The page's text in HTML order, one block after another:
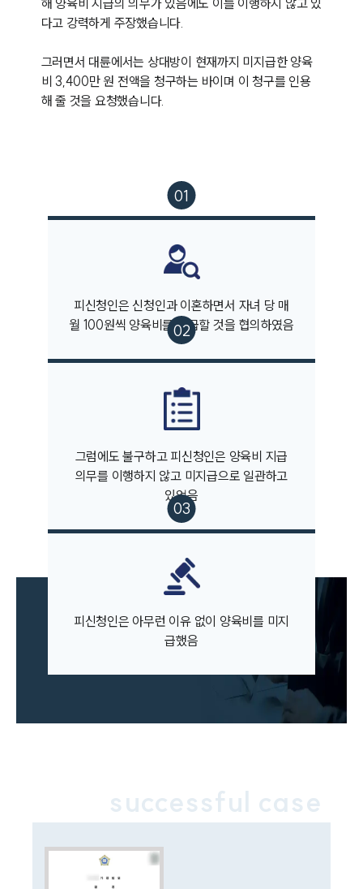
부소개
대륜의 강점
오시는 길
글로벌 파트너 로펌
고객의 소리
통합검색
AI대륜
업무사례
이혼 주요 업무사례
사례분석/최신동향
이혼 법률정보
이혼 양육비계산기
상간자위자료계산기
구성원 소개
해 양육비 지급의 의무가 있음에도 이를 이행하지 않고 있
다고 강력하게 주장했습니다.
그러면서 대륜에서는 상대방이 현재까지 미지급한 양육
비 3,400만 원 전액을 청구하는 바이며 이 청구를 인용
해 줄 것을 요청했습니다.
피신청인은 신청인과 이혼하면서 자녀 당 매
월 100원씩 양육비를 지급할 것을 협의하였음
그럼에도 불구하고 피신청인은 양육비 지급
의무를 이행하지 않고 미지급으로 일관하고
있었음
피신청인은 아무런 이유 없이 양육비를 미지
급했음
successful case